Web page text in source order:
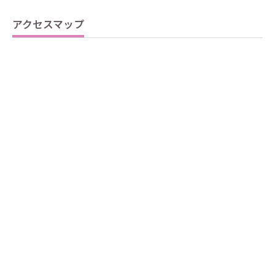
アクセスマップ